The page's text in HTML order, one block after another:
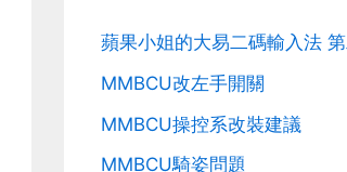
蘋果小姐的大易二碼輸入法
MMBCU改左手開關
MMBCU操控系改裝建議
MMBCU騎姿問題